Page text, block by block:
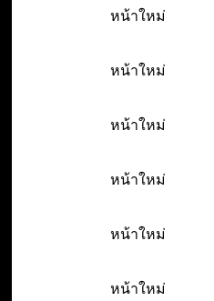
หน้าใหม่
หน้าใหม่
หน้าใหม่
หน้าใหม่
หน้าใหม่
หน้าใหม่